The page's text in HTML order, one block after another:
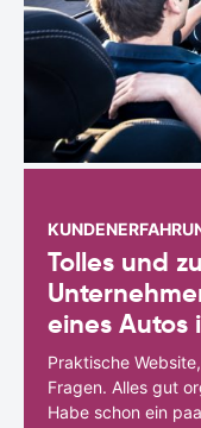
Tolles und
eines Autos
Praktische
Fragen. Alles gut
Habe schon ein